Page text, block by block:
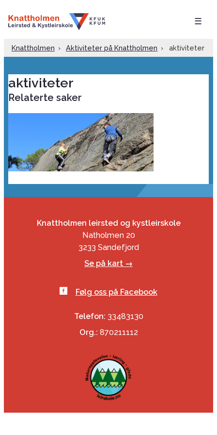
☰
Knattholmen › Aktiviteter på Knattholmen › aktiviteter
aktiviteter
Relaterte saker
Knattholmen leirsted og kystleirskole
Natholmen 20
3233 Sandefjord
Se på kart →
Følg oss på Facebook
Telefon: 33483130
Org.: 870211112